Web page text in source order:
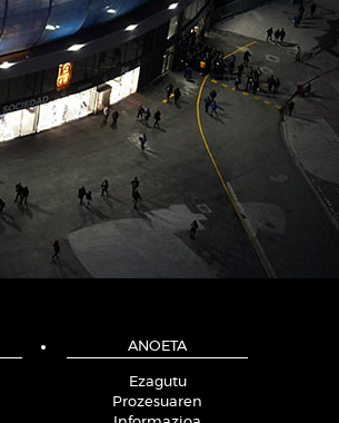
ANOETA
Ezagutu
Prozesuaren